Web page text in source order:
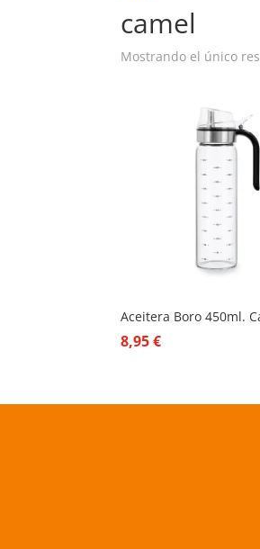
camel
Mostrando el único
Aceitera Boro 450ml.
8,95€